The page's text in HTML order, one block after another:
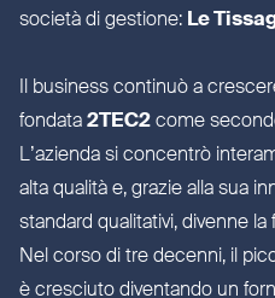
società di gestione: Le
Il business continuò a
fondata 2TEC2 come
L’azienda si concentrò
alta qualità e, grazie alla sua
standard qua­litativi, divenne
Nel corso di tre decenni, il
è cresciuto diventando un